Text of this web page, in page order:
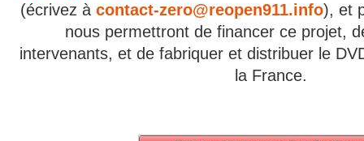
(écrivez à contact-zero@reopen911.info), et
nous permettront de financer ce projet,
intervenants, et de fabriquer et distribuer le
la France.